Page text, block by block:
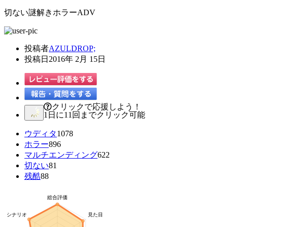
切ない謎解きホラーADV
投稿者AZULDROP;
投稿日 2016年 2月 15日
クリックで応援しよう！
1日に11回までクリック可能
ウディタ1078
ホラー896
マルチエンディング622
切ない81
残酷88